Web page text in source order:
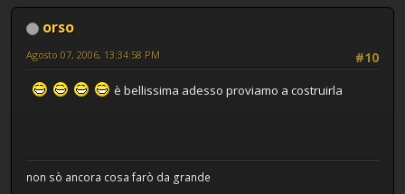
orso
#10
Agosto 07, 2006, 13:34:58 PM
è bellissima adesso proviamo a costruirla
non sò ancora cosa farò da grande